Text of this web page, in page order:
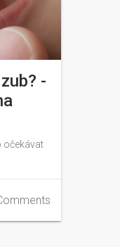
-
očekávat